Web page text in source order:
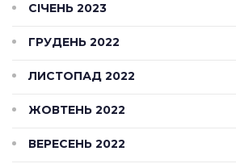
СІЧЕНЬ 2023
ГРУДЕНЬ 2022
ЛИСТОПАД 2022
ЖОВТЕНЬ 2022
ВЕРЕСЕНЬ 2022